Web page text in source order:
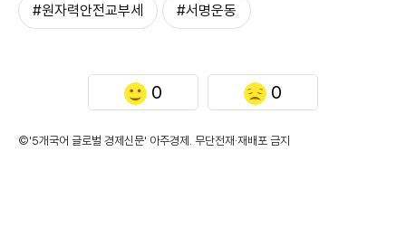
#원자력안전교부세 #서명운동
0 0
©'5개국어 글로벌 경제신문' 아주경제. 무단전재·재배포 금지